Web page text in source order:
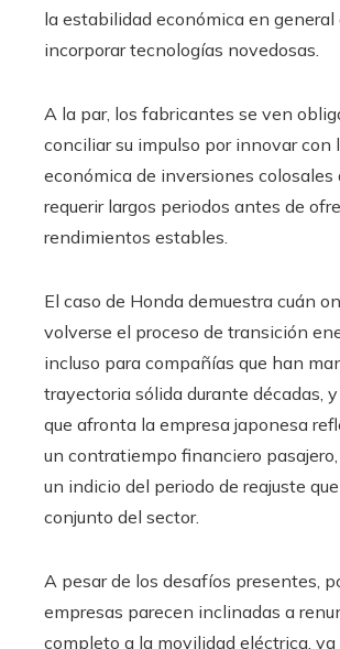
la estabilidad económica en general
incorporar tecnologías novedosas.
A la par, los fabricantes se ven
conciliar su impulso por innovar con
económica de inversiones colosales
requerir largos periodos antes de
rendimientos estables.
El caso de Honda demuestra cuán
volverse el proceso de transición
incluso para compañías que han
trayectoria sólida durante décadas,
que afronta la empresa japonesa
un contratiempo financiero
un indicio del periodo de reajuste
conjunto del sector.
A pesar de los desafíos presentes,
empresas parecen inclinadas a
completo a la movilidad eléctrica, ya